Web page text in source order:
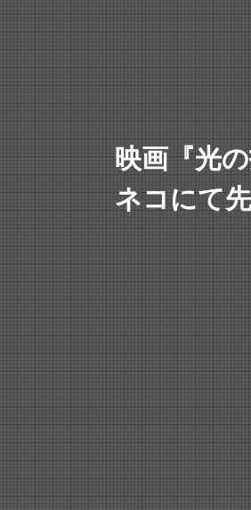
映画『光
ネコにて